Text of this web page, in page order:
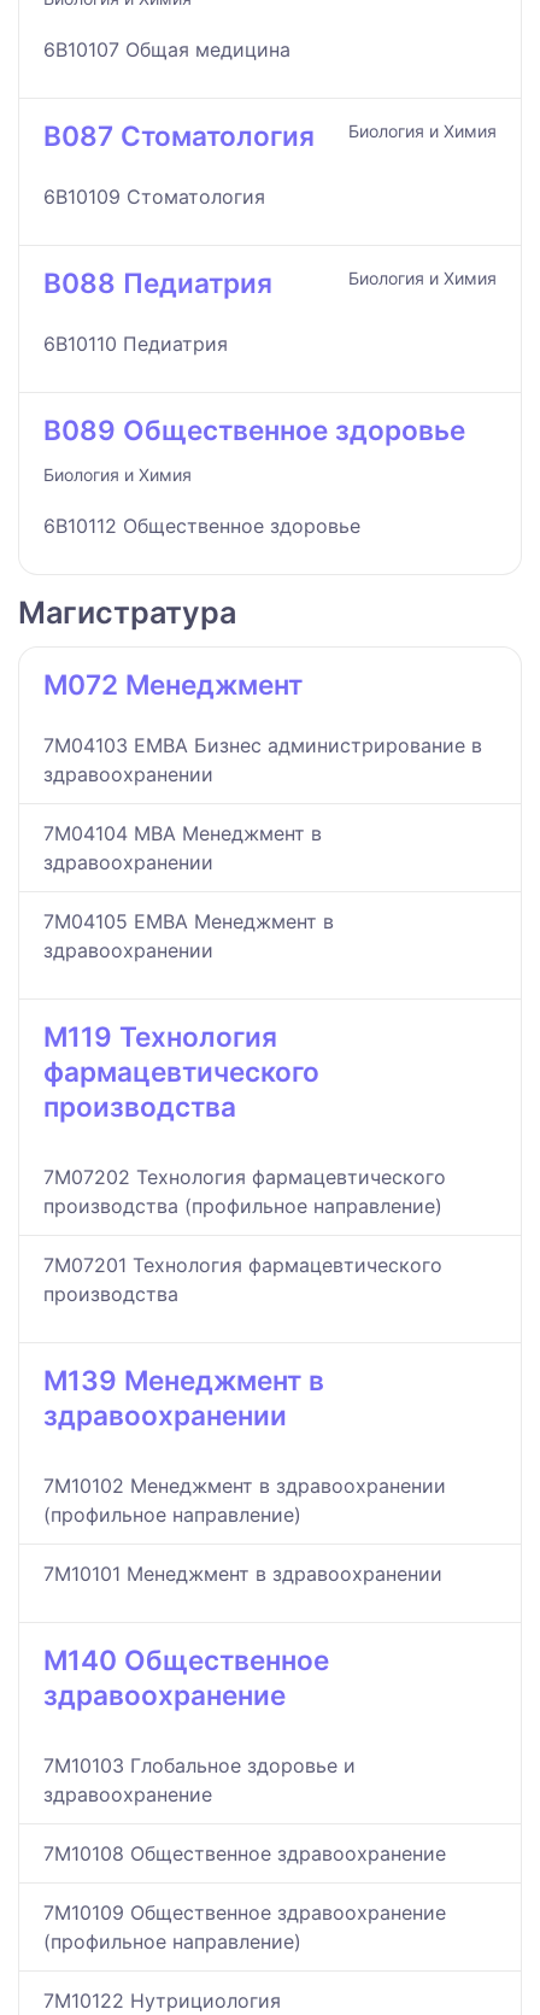
6B10107 Общая медицина
B087 Стоматология Биология и Химия
6B10109 Стоматология
B088 Педиатрия Биология и Химия
6B10110 Педиатрия
B089 Общественное здоровье
Биология и Химия
6B10112 Общественное здоровье
Магистратура
M072 Менеджмент
7M04103 ЕМВА Бизнес администрирование в
здравоохранении
7M04104 MBA Менеджмент в
здравоохранении
7M04105 EMBA Менеджмент в
здравоохранении
M119 Технология
фармацевтического
производства
7M07202 Технология фармацевтического
производства (профильное направление)
7M07201 Технология фармацевтического
производства
M139 Менеджмент в
здравоохранении
7M10102 Менеджмент в здравоохранении
(профильное направление)
7M10101 Менеджмент в здравоохранении
M140 Общественное
здравоохранение
7M10103 Глобальное здоровье и
здравоохранение
7M10108 Общественное здравоохранение
7M10109 Общественное здравоохранение
(профильное направление)
7M10122 Нутрициология